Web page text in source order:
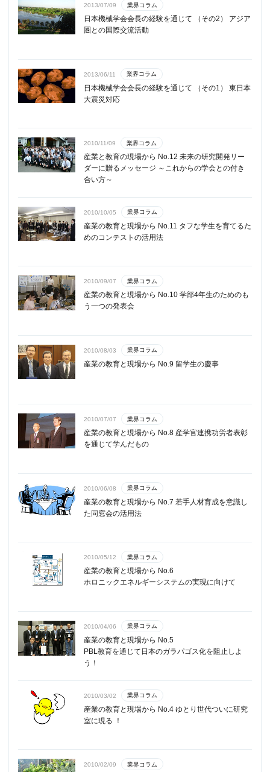
2013/07/09 業界コラム
日本機械学会会長の経験を通じて （その2） アジア
圏との国際交流活動
2013/06/11 業界コラム
日本機械学会会長の経験を通じて （その1） 東日本
大震災対応
2010/11/09 業界コラム
産業と教育の現場から No.12 未来の研究開発リー
ダーに贈るメッセージ ～これからの学会との付き
合い方～
2010/10/05 業界コラム
産業の教育と現場から No.11 タフな学生を育てるた
めのコンテストの活用法
2010/09/07 業界コラム
産業の教育と現場から No.10 学部4年生のためのも
う一つの発表会
2010/08/03 業界コラム
産業の教育と現場から No.9 留学生の慶事
2010/07/07 業界コラム
産業の教育と現場から No.8 産学官連携功労者表彰
を通じて学んだもの
2010/06/08 業界コラム
産業の教育と現場から No.7 若手人材育成を意識し
た同窓会の活用法
2010/05/12 業界コラム
産業の教育と現場から No.6
ホロニックエネルギーシステムの実現に向けて
2010/04/06 業界コラム
産業の教育と現場から No.5
PBL教育を通じて日本のガラパゴス化を阻止しよ
う！
2010/03/02 業界コラム
産業の教育と現場から No.4 ゆとり世代ついに研究
室に現る ！
2010/02/09 業界コラム